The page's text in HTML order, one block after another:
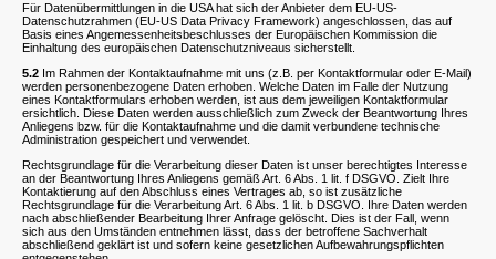
Für Datenübermittlungen in die USA hat sich der Anbieter dem EU-US-
Datenschutzrahmen (EU-US Data Privacy Framework) angeschlossen, das auf
Basis eines Angemessenheitsbeschlusses der Europäischen Kommission die
Einhaltung des europäischen Datenschutzniveaus sicherstellt.
5.2 Im Rahmen der Kontaktaufnahme mit uns (z.B. per Kontaktformular oder E-Mail)
werden personenbezogene Daten erhoben. Welche Daten im Falle der Nutzung
eines Kontaktformulars erhoben werden, ist aus dem jeweiligen Kontaktformular
ersichtlich. Diese Daten werden ausschließlich zum Zweck der Beantwortung Ihres
Anliegens bzw. für die Kontaktaufnahme und die damit verbundene technische
Administration gespeichert und verwendet.
Rechtsgrundlage für die Verarbeitung dieser Daten ist unser berechtigtes Interesse
an der Beantwortung Ihres Anliegens gemäß Art. 6 Abs. 1 lit. f DSGVO. Zielt Ihre
Kontaktierung auf den Abschluss eines Vertrages ab, so ist zusätzliche
Rechtsgrundlage für die Verarbeitung Art. 6 Abs. 1 lit. b DSGVO. Ihre Daten werden
nach abschließender Bearbeitung Ihrer Anfrage gelöscht. Dies ist der Fall, wenn
sich aus den Umständen entnehmen lässt, dass der betroffene Sachverhalt
abschließend geklärt ist und sofern keine gesetzlichen Aufbewahrungspflichten